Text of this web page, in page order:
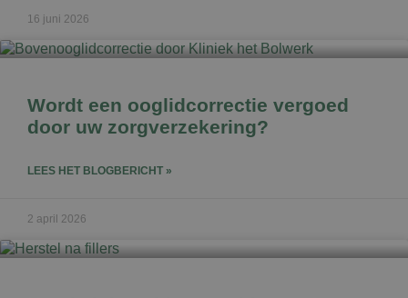
16 juni 2026
Wordt een ooglidcorrectie vergoed
door uw zorgverzekering?
LEES HET BLOGBERICHT »
2 april 2026